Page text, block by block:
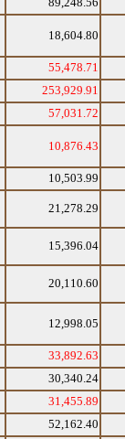
18,604.80
55,478.71
253,929.91
57,031.72
10,876.43
10,503.99
21,278.29
15,396.04
20,110.60
12,998.05
33,892.63
30,340.24
31,455.89
52,162.40